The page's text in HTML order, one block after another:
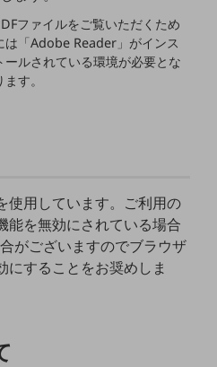
ファイルをご覧いただくため
は「Adobe Reader」がインス
ールされている環境が必要とな
ます。
使用しています。ご利用の
能を無効にされている場合
がございますのでブラウザ
にすることをお奨めしま